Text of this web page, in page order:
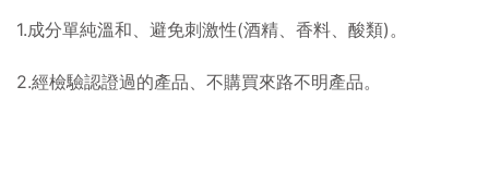
1.成分單純溫和、避免刺激性(酒精、香料、酸類)。
2.經檢驗認證過的產品、不購買來路不明產品。